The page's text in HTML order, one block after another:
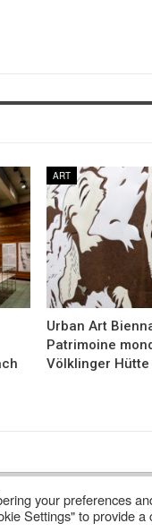
ART
Urban Art
Patrimoine
Völklinger Hütte
S’abonner À Poly
your preferences
Settings" to provide a